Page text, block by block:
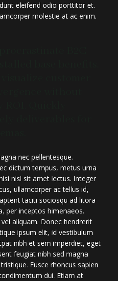
eleifend odio porttitor et.
molestie at ac enim.
B2C
base benefits.
customer
nec pellentesque.
dictum tempus, metus urna
nisl sit amet lectus. Integer
ullamcorper ac tellus id,
taciti sociosqu ad litora
per inceptos himenaeos.
aliquam. Donec hendrerit
ipsum elit, id vestibulum
nibh et sem imperdiet, eget
feugiat nibh sed magna
Fusce rhoncus sapien
dui. Etiam at